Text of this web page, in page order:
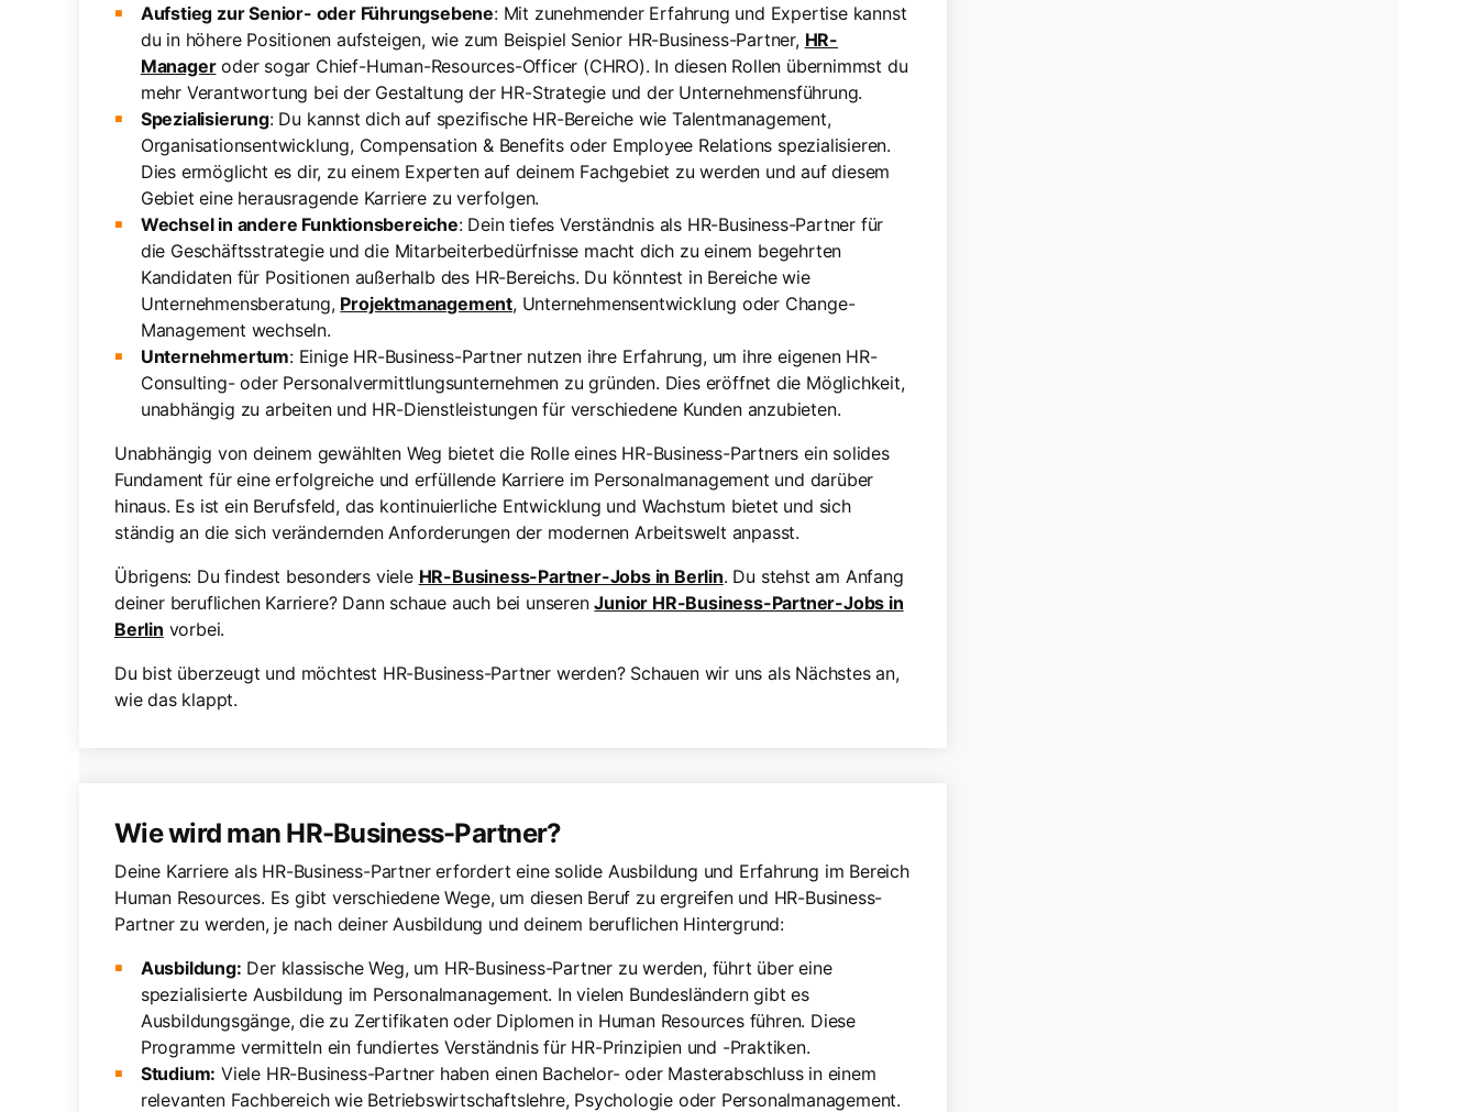
Aufstieg zur Senior- oder Führungsebene: Mit zunehmender Erfahrung und Expertise kannst
du in höhere Positionen aufsteigen, wie zum Beispiel Senior HR-Business-Partner, HR-
Manageroder sogar Chief-Human-Resources-Officer (CHRO). In diesen Rollen übernimmst du
mehr Verantwortung bei der Gestaltung der HR-Strategie und der Unternehmensführung.
Spezialisierung: Du kannst dich auf spezifische HR-Bereiche wie Talentmanagement,
Organisationsentwicklung, Compensation & Benefits oder Employee Relations spezialisieren.
Dies ermöglicht es dir, zu einem Experten auf deinem Fachgebiet zu werden und auf diesem
Gebiet eine herausragende Karriere zu verfolgen.
Wechsel in andere Funktionsbereiche: Dein tiefes Verständnis als HR-Business-Partner für
die Geschäftsstrategie und die Mitarbeiterbedürfnisse macht dich zu einem begehrten
Kandidaten für Positionen außerhalb des HR-Bereichs. Du könntest in Bereiche wie
Unternehmensberatung, Projektmanagement, Unternehmensentwicklung oder Change-
Management wechseln.
Unternehmertum: Einige HR-Business-Partner nutzen ihre Erfahrung, um ihre eigenen HR-
Consulting- oder Personalvermittlungsunternehmen zu gründen. Dies eröffnet die Möglichkeit,
unabhängig zu arbeiten und HR-Dienstleistungen für verschiedene Kunden anzubieten.
Unabhängig von deinem gewählten Weg bietet die Rolle eines HR-Business-Partners ein solides
Fundament für eine erfolgreiche und erfüllende Karriere im Personalmanagement und darüber
hinaus. Es ist ein Berufsfeld, das kontinuierliche Entwicklung und Wachstum bietet und sich
ständig an die sich verändernden Anforderungen der modernen Arbeitswelt anpasst.
Übrigens: Du findest besonders viele HR-Business-Partner-Jobs in Berlin. Du stehst am Anfang
deiner beruflichen Karriere? Dann schaue auch bei unserenJunior HR-Business-Partner-Jobs in
Berlin vorbei.
Du bist überzeugt und möchtest HR-Business-Partner werden? Schauen wir uns als Nächstes an,
wie das klappt.
Wie wird man HR-Business-Partner?
Deine Karriere als HR-Business-Partner erfordert eine solide Ausbildung und Erfahrung im Bereich
Human Resources. Es gibt verschiedene Wege, um diesen Beruf zu ergreifen und HR-Business-
Partner zu werden, je nach deiner Ausbildung und deinem beruflichen Hintergrund:
Ausbildung: Der klassische Weg, um HR-Business-Partner zu werden, führt über eine
spezialisierte Ausbildung im Personalmanagement. In vielen Bundesländern gibt es
Ausbildungsgänge, die zu Zertifikaten oder Diplomen in Human Resources führen. Diese
Programme vermitteln ein fundiertes Verständnis für HR-Prinzipien und -Praktiken.
Studium: Viele HR-Business-Partner haben einen Bachelor- oder Masterabschluss in einem
relevanten Fachbereich wie Betriebswirtschaftslehre, Psychologie oder Personalmanagement.